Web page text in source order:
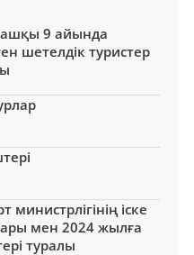
9 айында
шетелдік туристер
министрлігінің іске
мен 2024 жылға
туралы